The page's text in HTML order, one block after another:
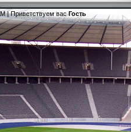
|Приветствуем вас Гость